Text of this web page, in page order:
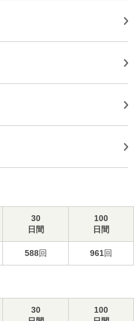
30
日間
100
日間
588回 961回
30
100